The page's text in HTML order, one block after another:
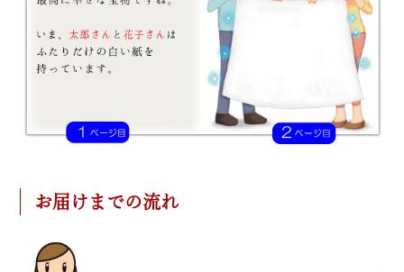
お届けまでの流れ